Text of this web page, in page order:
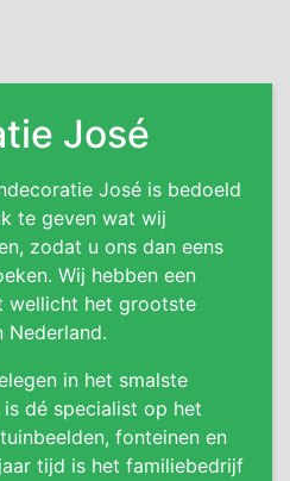
José
José is bedoeld
te geven wat wij
zodat u ons dan eens
Wij hebben een
wellicht het grootste
Nederland.
in het smalste
dé specialist op het
fonteinen en
tijd is het familiebedrijf